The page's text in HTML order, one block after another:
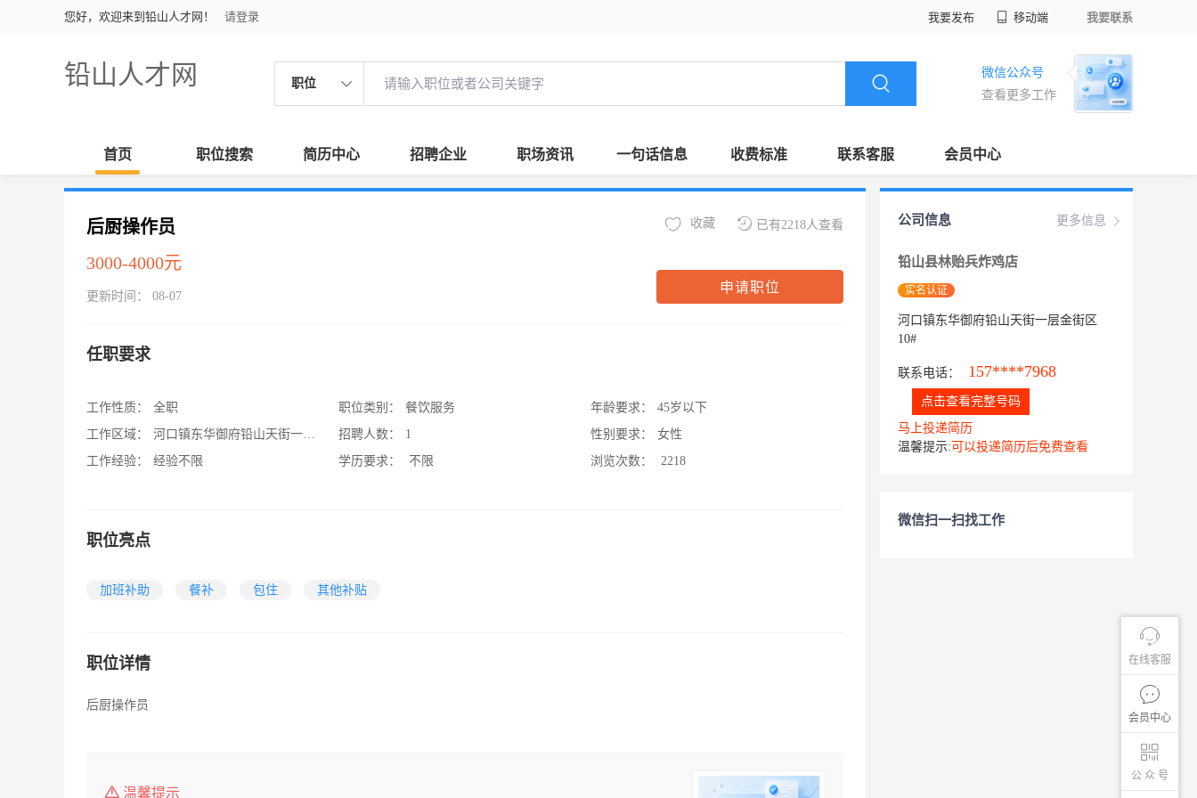
您好，欢迎来到铅山人才网！ 请登录 我要发布 移动端 我要联系
铅山人才网 职位
微信公众号
查看更多工作
首页 职位搜索 简历中心 招聘企业 职场资讯 一句话信息 收费标准 联系客服 会员中心
在线客服
会员中心
公 众 号
后厨操作员
3000-4000元
更新时间： 08-07
已有2218人查看
收藏
申请职位
任职要求
工作性质：
全职
工作区域：
河口镇东华御府铅山天街一层金街区10#
工作经验：
经验不限
职位类别：
餐饮服务
招聘人数：
1
学历要求：
不限
年龄要求：
45岁以下
性别要求：
女性
浏览次数：
2218
职位亮点
加班补助 餐补 包住 其他补贴
职位详情
后厨操作员
温馨提示
更多信息
公司信息
铅山县林贻兵炸鸡店
实名认证
河口镇东华御府铅山天街一层金街区
10#
联系电话： 157****7968
点击查看完整号码
马上投递简历
温馨提示: 可以投递简历后免费查看
微信扫一扫找工作